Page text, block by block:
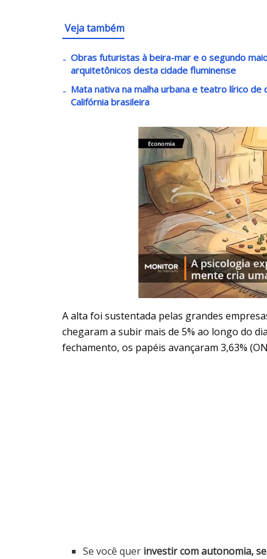
Veja também
Obras futuristas à beira-mar e o segundo
arquitetônicos desta cidade fluminense
Mata nativa na malha urbana e teatro lírico
Califórnia brasileira
A alta foi sustentada pelas grandes
chegaram a subir mais de 5% ao longo do
fechamento, os papéis avançaram 3,63%
Se você quer investir com autonomia,